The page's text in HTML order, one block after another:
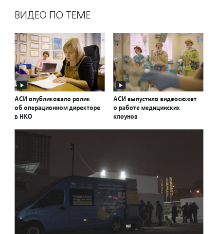
ВИДЕО ПО ТЕМЕ
АСИ опубликовало ролик
об операционном директоре
в НКО
АСИ выпустило видеосюжет
о работе медицинских
клоунов